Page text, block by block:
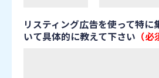
リスティング広告を使って特に
いて具体的に教えて下さい （必